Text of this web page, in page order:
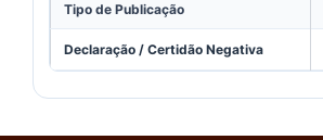
Tipo de Publicação
Declaração / Certidão Negativa